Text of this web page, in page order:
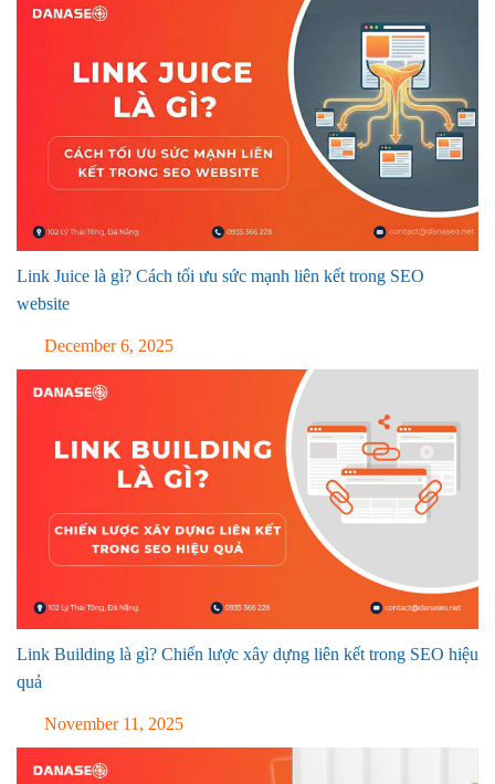
Link Juice là gì? Cách tối ưu sức mạnh liên kết trong SEO
website
December 6, 2025
Link Building là gì? Chiến lược xây dựng liên kết trong SEO hiệu
quả
November 11, 2025